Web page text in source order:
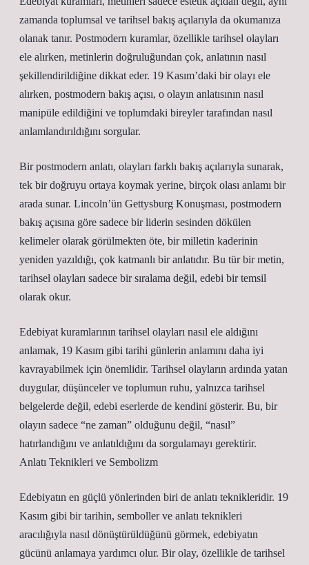
zamanda toplumsal ve tarihsel bakış açılarıyla da okumanıza
olanak tanır. Postmodern kuramlar, özellikle tarihsel olayları
ele alırken, metinlerin doğruluğundan çok, anlatının nasıl
şekillendirildiğine dikkat eder. 19 Kasım’daki bir olayı ele
alırken, postmodern bakış açısı, o olayın anlatısının nasıl
manipüle edildiğini ve toplumdaki bireyler tarafından nasıl
anlamlandırıldığını sorgular.
Bir postmodern anlatı, olayları farklı bakış açılarıyla sunarak,
tek bir doğruyu ortaya koymak yerine, birçok olası anlamı bir
arada sunar. Lincoln’ün Gettysburg Konuşması, postmodern
bakış açısına göre sadece bir liderin sesinden dökülen
kelimeler olarak görülmekten öte, bir milletin kaderinin
yeniden yazıldığı, çok katmanlı bir anlatıdır. Bu tür bir metin,
tarihsel olayları sadece bir sıralama değil, edebi bir temsil
olarak okur.
Edebiyat kuramlarının tarihsel olayları nasıl ele aldığını
anlamak, 19 Kasım gibi tarihi günlerin anlamını daha iyi
kavrayabilmek için önemlidir. Tarihsel olayların ardında yatan
duygular, düşünceler ve toplumun ruhu, yalnızca tarihsel
belgelerde değil, edebi eserlerde de kendini gösterir. Bu, bir
olayın sadece “ne zaman” olduğunu değil, “nasıl”
hatırlandığını ve anlatıldığını da sorgulamayı gerektirir.
Anlatı Teknikleri ve Sembolizm
Edebiyatın en güçlü yönlerinden biri de anlatı teknikleridir. 19
Kasım gibi bir tarihin, semboller ve anlatı teknikleri
aracılığıyla nasıl dönüştürüldüğünü görmek, edebiyatın
gücünü anlamaya yardımcı olur. Bir olay, özellikle de tarihsel